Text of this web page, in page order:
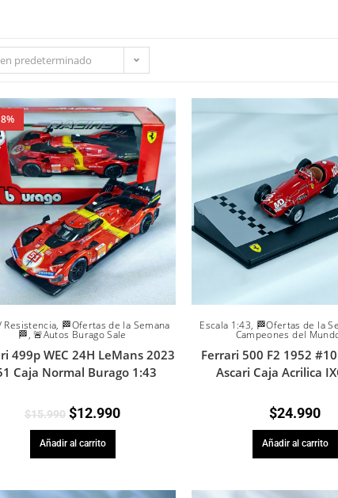
predeterminado
Resistencia, 🏁Ofertas de la Semana
🏁,🚨Autos Burago Sale
499p WEC 24H LeMans 2023
Caja Normal Burago 1:43
$15.990 $12.990
Añadir al carrito
Escala 1:43, 🏁Ofertas de la
Campeones del
Ferrari 500 F2 1952
Ascari Caja Acrilica
$24.990
Añadir al carrito